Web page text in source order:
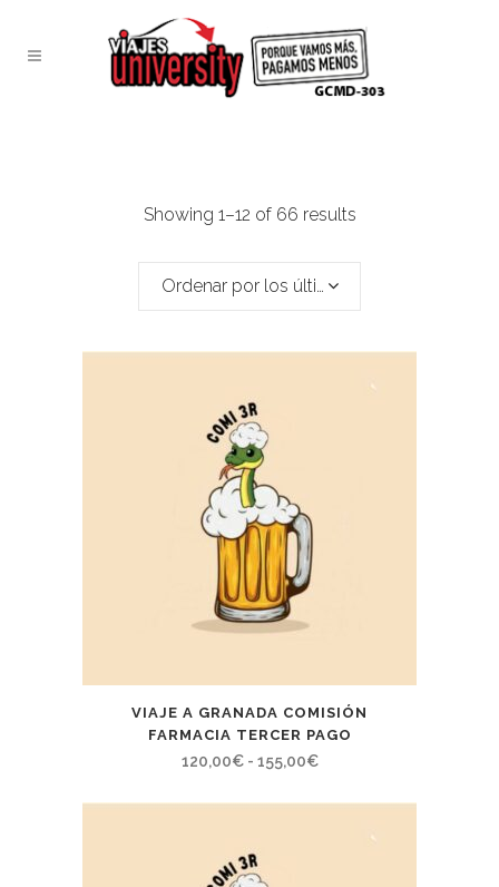
Showing 1–12 of 66 results
Ordenar por los últimos
VIAJE A GRANADA COMISIÓN
FARMACIA TERCER PAGO
120,00€ - 155,00€Rango